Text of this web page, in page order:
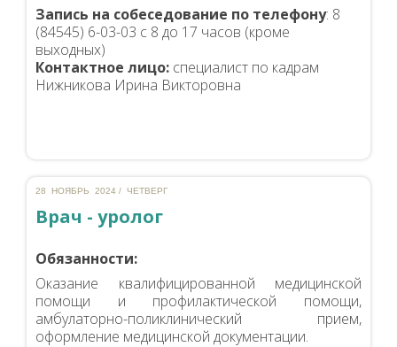
Запись на собеседование по телефону: 8
(84545) 6-03-03 с 8 до 17 часов (кроме
выходных)
Контактное лицо: специалист по кадрам
Нижникова Ирина Викторовна
28 НОЯБРЬ 2024 / ЧЕТВЕРГ
Врач - уролог
Обязанности:
Оказание квалифицированной медицинской
помощи и профилактической помощи,
амбулаторно-поликлинический прием,
оформление медицинской документации.